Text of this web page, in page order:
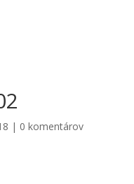
| 0 komentárov